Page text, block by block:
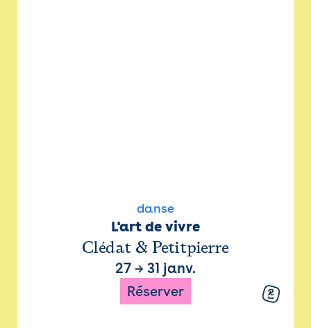
danse
L'art de vivre
Clédat & Petitpierre
27 → 31 janv.
Réserver